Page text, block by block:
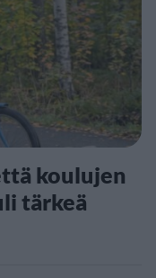
koulujen
tärkeä